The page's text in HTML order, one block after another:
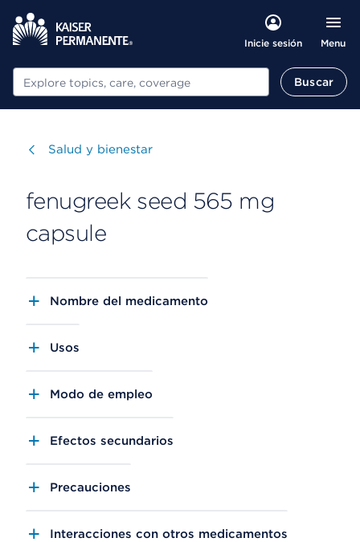
Inicie sesión Menu
Buscar Buscar
Visitar
Salud y bienestar
fenugreek seed 565 mg
capsule
Nombre del medicamento
Usos
Modo de empleo
Efectos secundarios
Precauciones
Interacciones con otros medicamentos